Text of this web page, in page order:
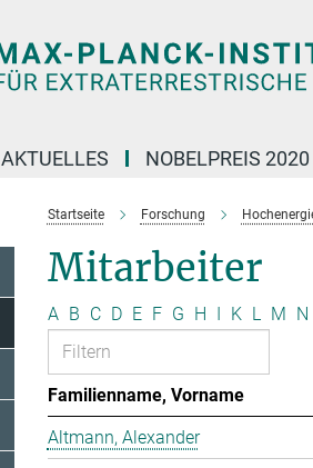
AKTUELLES NOBELPREIS 2020
Startseite Forschung
Mitarbeiter
A B C D E F G H I K L M N
Familienname, Vorname
Altmann, Alexander